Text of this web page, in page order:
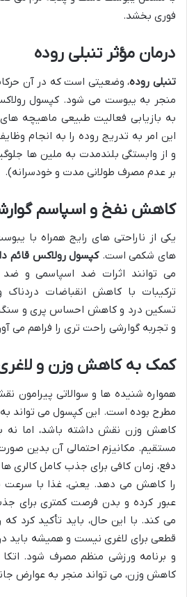
فوری بخشد.
درمان مؤثر تنبلی روده
تنبلی روده، وضعیتی است که در آن
منجر به یبوست می شود. کپسول
به بازیابی فعالیت طبیعی ماهیچه
این امر به تدریج روده را به انجام
و از وابستگی بلندمدت به ملین ها
بر عدم مصرف طولانی مدت و خودسرانه).
کاهش نفخ و اسپاسم
یکی از ناراحتی های رایج همراه با
های شکمی است.کپسول رولاکس قائم
می توانند اثرات ضد اسپاسمی و ضد
ترکیبات با کاهش انقباضات دردناک
تسکین درد و کاهش احساس پری و
و تجربه گوارشی راحت تری را فراهم می
کمک به کاهش وزن و لاغری
همواره شنیده ها و سوالاتی پیرامون
مطرح بوده است. این کپسول می تواند
کاهش وزن نقش داشته باشد، اما نه
مستقیم. مکانیزم احتمالی آن بدین
دفع، زمان کافی برای جذب کامل کالری
را کاهش می دهد. یعنی، غذا با سرعت
عبور کرده و بدن فرصت کمتری برای
می کند. با این حال، باید تأکید کرد
قطعی برای لاغری نیست و همیشه باید
و برنامه ورزشی منظم مصرف شود.
کاهش وزن، می تواند منجر به عوارض